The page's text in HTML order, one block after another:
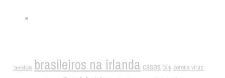
benefício brasileiros na irlanda casos Cork corona virus